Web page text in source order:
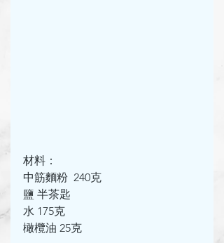
材料：
中筋麵粉  240克
鹽 半茶匙
水 175克
橄欖油 25克